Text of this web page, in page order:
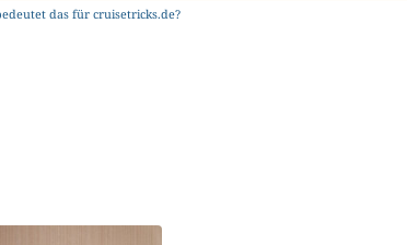
das für cruisetricks.de?